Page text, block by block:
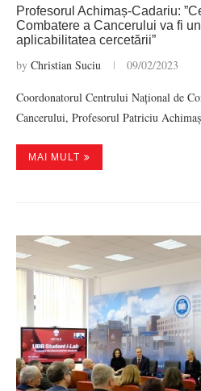
Profesorul Achimaș-Cadariu:
Combatere a Cancerului va fi
aplicabilitatea cercetării”
by Christian Suciu 09/02/2023
Coordonatorul Centrului Național de
Cancerului, Profesorul Patriciu
MAI MULT